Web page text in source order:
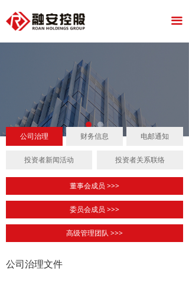
끀
网站首页
关于我们
投资者关系
公司治理文件
公司治理 财务信息 电邮通知
投资者新闻活动 投资者关系联络
委员会成员 >>>
董事会成员 >>>
高级管理团队 >>>